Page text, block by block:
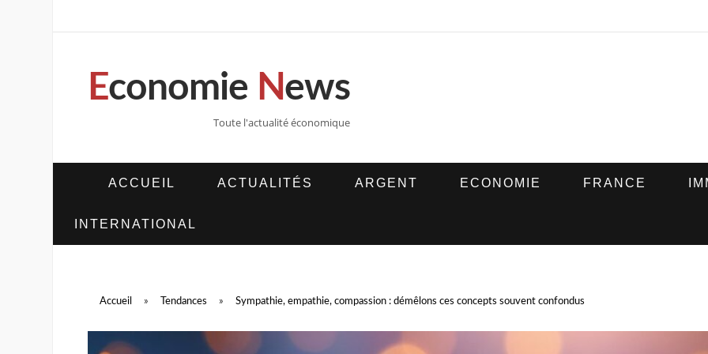
Economie News
Toute l'actualité économique
ACCUEIL ACTUALITÉS ARGENT ECONOMIE FRANCE
INTERNATIONAL
Accueil » Tendances » Sympathie, empathie, compassion : démêlons ces concepts souvent confondus